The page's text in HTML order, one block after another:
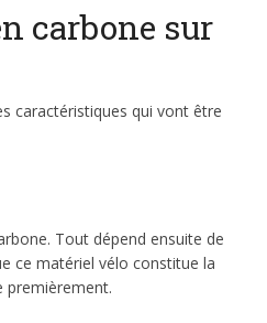
carbone sur
caractéristiques qui vont être
Tout dépend ensuite de
ce matériel vélo constitue la
premièrement.